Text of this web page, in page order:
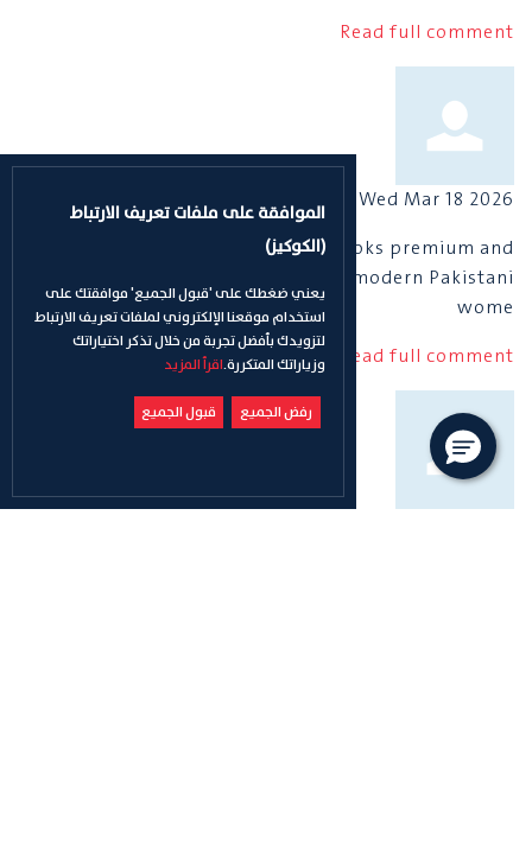
الموافقة على ملفات تعريف الارتباط
(الكوكيز)
يعني ضغطك على 'قبول الجميع' موافقتك على
استخدام موقعنا الإلكتروني لملفات تعريف الارتباط
لتزويدك بأفضل تجربة من خلال تذكر اختياراتك
وزياراتك المتكررة.اقرأ المزيد
رفض الجميع قبول الجميع
Read full comment
women clothing brand in pakistan
Wed Mar 18 2026
Every piece by Arzo Official looks premium and
fashionable. A great example of modern Pakistani
wome
Read full comment